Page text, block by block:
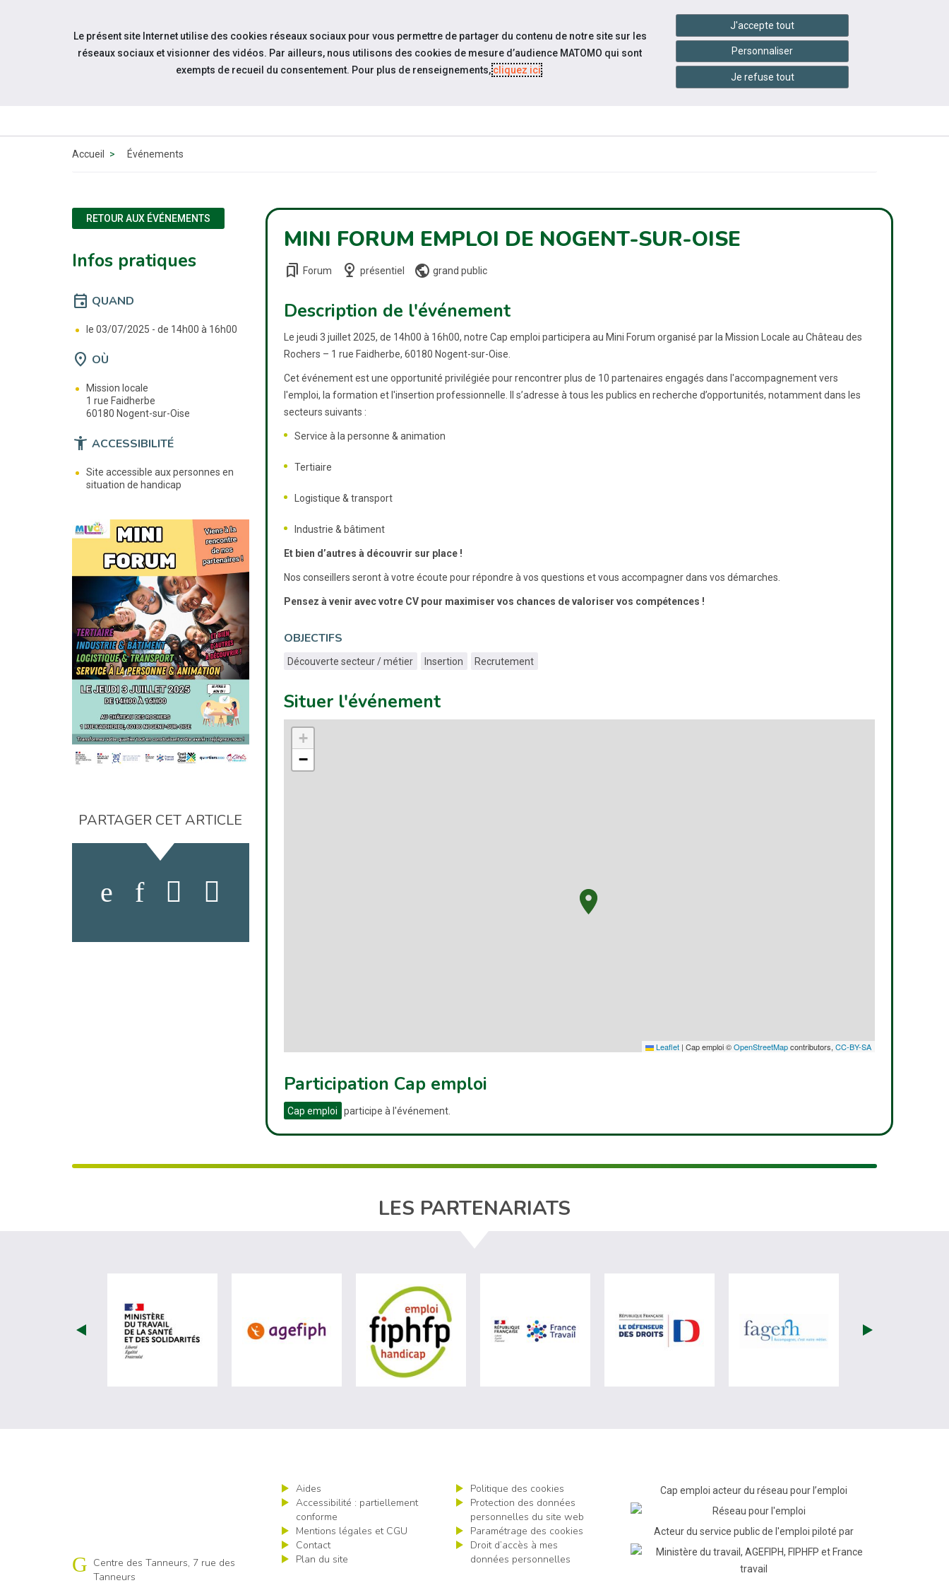
Aller au contenu
Accessibilité handshake Services en ligne
ESPACE
ESPACE
ÉVÉNEMENTS
PRATIQUES
Accueil Événements
MINI FORUM EMPLOI DE NOGENT-SUR-OISE
bookmarks Forum nest_cam_indoor présentiel public grand public
Description de l'événement
Le jeudi 3 juillet 2025, de 14h00 à 16h00, notre Cap emploi participera au Mini Forum organisé par la Mission Locale au Château des
Rochers – 1 rue Faidherbe, 60180 Nogent-sur-Oise.
Cet événement est une opportunité privilégiée pour rencontrer plus de 10 partenaires engagés dans l'accompagnement vers
l'emploi, la formation et l'insertion professionnelle. Il s’adresse à tous les publics en recherche d’opportunités, notamment dans les
secteurs suivants :
Service à la personne & animation
Tertiaire
Logistique & transport
Industrie & bâtiment
Et bien d’autres à découvrir sur place !
Nos conseillers seront à votre écoute pour répondre à vos questions et vous accompagner dans vos démarches.
Pensez à venir avec votre CV pour maximiser vos chances de valoriser vos compétences !
OBJECTIFS
Découverte secteur / métier Insertion Recrutement
Situer l'événement
+
−
Leaflet | Cap emploi ©OpenStreetMapcontributors, CC-BY-SA
Participation Cap emploi
Cap emploi participe à l'événement.
RETOUR AUX ÉVÉNEMENTS
Infos pratiques
event QUAND
le 03/07/2025 - de 14h00 à 16h00
location_on OÙ
Mission locale
1 rue Faidherbe
60180 Nogent-sur-Oise
accessibility_new ACCESSIBILITÉ
Site accessible aux personnes en
situation de handicap
PARTAGER CET ARTICLE
LES PARTENARIATS
visiter les site de Ministère du travail (nouvelle fenêtre)
visiter les site de Agefiph (nouvelle fenêtre)visiter les site de Fiphfp (nouvelle fenêtre)visiter les site de France Travail (nouvelle fenêtre)visiter les site de Défenseur des droits (nouvelle
visiter les site de Fagerh
Cap emploi 60
Centre des Tanneurs, 7 rue des
Tanneurs
Aides
Accessibilité : partiellement
conforme
Mentions légales et CGU
Contact
Plan du site
Politique des cookies
Protection des données
personnelles du site web
Paramétrage des cookies
Droit d’accès à mes
données personnelles
Cap emploi acteur du réseau pour l’emploi
Acteur du service public de l'emploi piloté par
Le présent site Internet utilise des cookies réseaux sociaux pour vous permettre de partager du contenu de notre site sur les
réseaux sociaux et visionner des vidéos. Par ailleurs, nous utilisons des cookies de mesure d’audience MATOMO qui sont
exempts de recueil du consentement. Pour plus de renseignements,cliquez ici.
J'accepte tout
Personnaliser
Je refuse tout